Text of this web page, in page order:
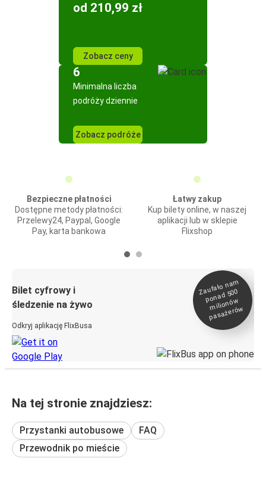
od 210,99 zł
Zobacz ceny
6
Minimalna liczba
podróży dziennie
Zobacz podróże
Bezpieczne płatności
Dostępne metody płatności:
Przelewy24, Paypal, Google
Pay, karta bankowa
Łatwy zakup
Kup bilety online, w naszej
aplikacji lub w sklepie
Flixshop
Bilet cyfrowy i
śledzenie na żywo
Odkryj aplikację FlixBusa
Zaufało na
m
ponad 500
milionó
w
pasażeró
w
Na tej stronie znajdziesz:
Przystanki autobusowe
FAQ
Przewodnik po mieście